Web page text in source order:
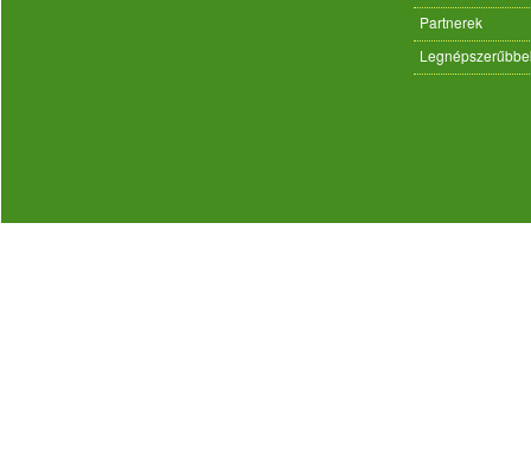
Partnerek